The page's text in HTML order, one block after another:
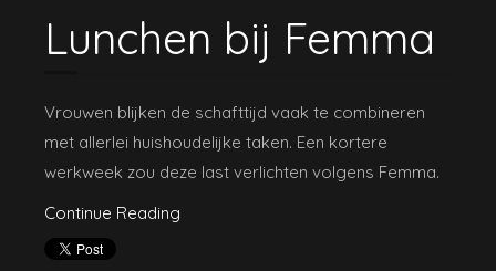
Lunchen bij Femma
Vrouwen blijken de schafttijd vaak te combineren
met allerlei huishoudelijke taken. Een kortere
werkweek zou deze last verlichten volgens Femma.
Continue Reading